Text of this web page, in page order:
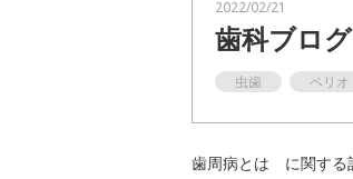
2022/02/21
歯科ブロ
虫歯 ペリオ
歯周病とは に関する